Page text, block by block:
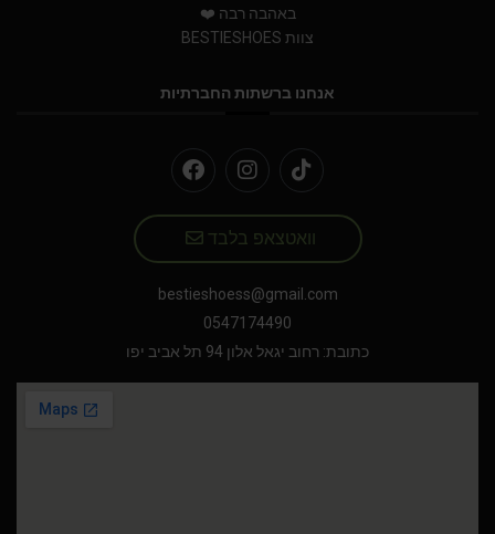
באהבה רבה ❤️
צוות BESTIESHOES
אנחנו ברשתות החברתיות
וואטצאפ בלבד
bestieshoess@gmail.com
0547174490
כתובת: רחוב יגאל אלון 94 תל אביב יפו